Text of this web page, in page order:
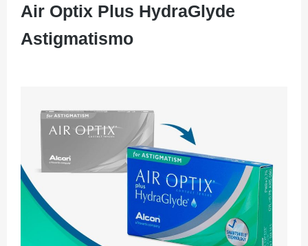
Air Optix Plus HydraGlyde
Astigmatismo